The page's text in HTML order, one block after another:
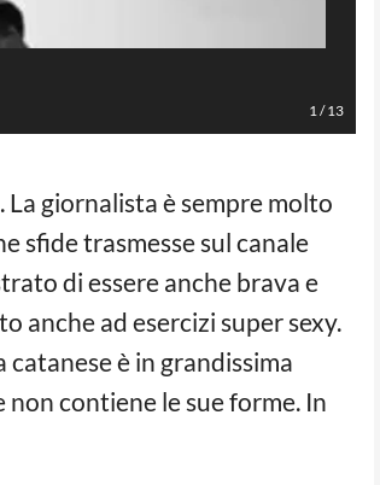
1/13
La giornalista è sempre molto
sfide trasmesse sul canale
di essere anche brava e
anche ad esercizi super sexy.
è in grandissima
contiene le sue forme. In